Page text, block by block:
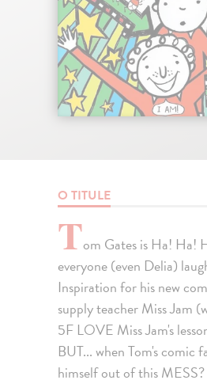
O TITULE
Tom Gates is Ha! Ha!
everyone (even Delia)
Inspiration for his new
supply teacher Miss Jam
5F LOVE Miss Jam's
BUT... when Tom's
himself out of this